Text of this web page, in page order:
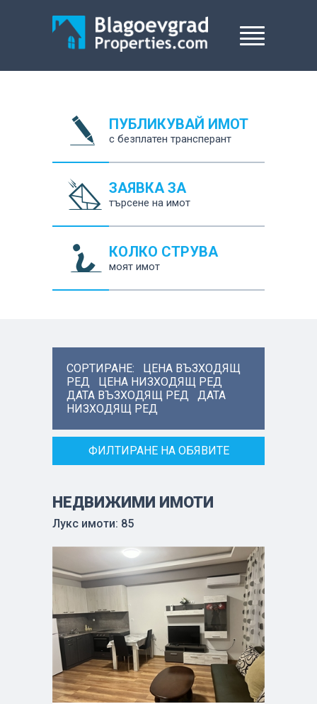
ПУБЛИКУВАЙ ИМОТ
с безплатен трансперант
ЗАЯВКА ЗА
търсене на имот
КОЛКО СТРУВА
моят имот
СОРТИРАНЕ: ЦЕНА ВЪЗХОДЯЩ
РЕД
ЦЕНА НИЗХОДЯЩ РЕД
ДАТА ВЪЗХОДЯЩ РЕД
ДАТА
НИЗХОДЯЩ РЕД
ФИЛТИРАНЕ НА ОБЯВИТЕ
НЕДВИЖИМИ ИМОТИ
Лукс имоти: 85